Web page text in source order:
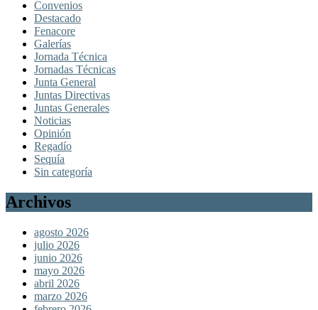
Convenios
Destacado
Fenacore
Galerías
Jornada Técnica
Jornadas Técnicas
Junta General
Juntas Directivas
Juntas Generales
Noticias
Opinión
Regadío
Sequía
Sin categoría
Archivos
agosto 2026
julio 2026
junio 2026
mayo 2026
abril 2026
marzo 2026